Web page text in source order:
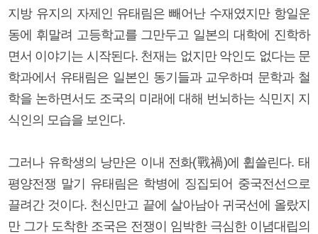
지방 유지의 자제인 유태림은 빼어난 수재였지만 항일운
동에 휘말려 고등학교를 그만두고 일본의 대학에 진학하
면서 이야기는 시작된다. 천재는 없지만 악인도 없다는 문
학과에서 유태림은 일본인 동기들과 교우하며 문학과 철
학을 논하면서도 조국의 미래에 대해 번뇌하는 식민지 지
식인의 모습을 보인다.
그러나 유학생의 낭만은 이내 전화(戰禍)에 휩쓸린다. 태
평양전쟁 말기 유태림은 학병에 징집되어 중국전선으로
끌려간 것이다. 천신만고 끝에 살아남아 귀국선에 올랐지
만 그가 도착한 조국은 전쟁이 임박한 극심한 이념대립의